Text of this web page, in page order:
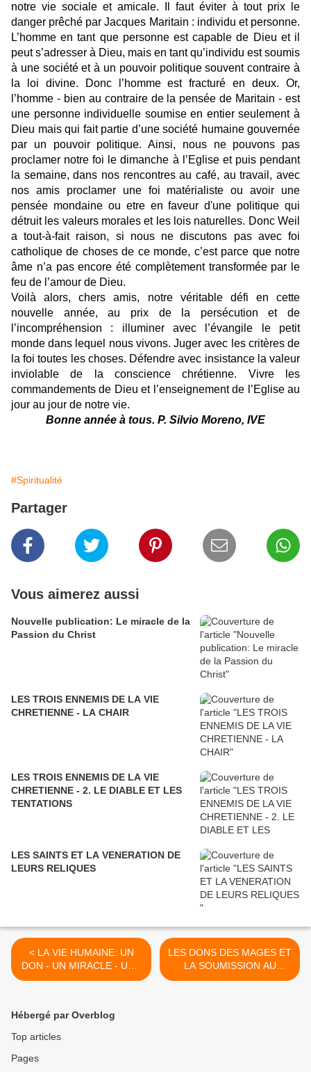
notre vie sociale et amicale. Il faut éviter à tout prix le
danger prêché par Jacques Maritain : individu et personne.
L’homme en tant que personne est capable de Dieu et il
peut s’adresser à Dieu, mais en tant qu’individu est soumis
à une société et à un pouvoir politique souvent contraire à
la loi divine. Donc l’homme est fracturé en deux. Or,
l’homme - bien au contraire de la pensée de Maritain - est
une personne individuelle soumise en entier seulement à
Dieu mais qui fait partie d’une société humaine gouvernée
par un pouvoir politique. Ainsi, nous ne pouvons pas
proclamer notre foi le dimanche à l’Eglise et puis pendant
la semaine, dans nos rencontres au café, au travail, avec
nos amis proclamer une foi matérialiste ou avoir une
pensée mondaine ou etre en faveur d'une politique qui
détruit les valeurs morales et les lois naturelles. Donc Weil
a tout-à-fait raison, si nous ne discutons pas avec foi
catholique de choses de ce monde, c’est parce que notre
âme n’a pas encore été complètement transformée par le
feu de l’amour de Dieu.
Voilà alors, chers amis, notre véritable défi en cette
nouvelle année, au prix de la persécution et de
l’incompréhension : illuminer avec l’évangile le petit
monde dans lequel nous vivons. Juger avec les critères de
la foi toutes les choses. Défendre avec insistance la valeur
inviolable de la conscience chrétienne. Vivre les
commandements de Dieu et l’enseignement de l’Eglise au
jour au jour de notre vie.
Bonne année à tous. P. Silvio Moreno, IVE
#Spiritualité
Partager
Vous aimerez aussi
Nouvelle publication: Le miracle de la
Passion du Christ
LES TROIS ENNEMIS DE LA VIE
CHRETIENNE - LA CHAIR
LES TROIS ENNEMIS DE LA VIE
CHRETIENNE - 2. LE DIABLE ET LES
TENTATIONS
LES SAINTS ET LA VENERATION DE
LEURS RELIQUES
< LA VIE HUMAINE: UN
DON - UN MIRACLE - UNE
SEULE OPPORTUNITE
LES DONS DES MAGES ET
LA SOUMISSION AU
CHRIST >
Hébergé par Overblog
Top articles
Pages